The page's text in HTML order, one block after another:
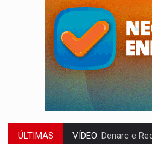
ÚLTIMAS OPERAÇÃO DA PC: